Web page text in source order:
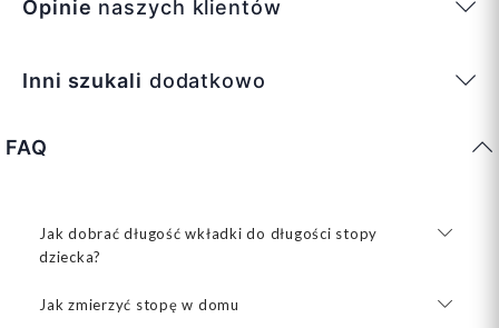
Opinie naszych klientów
Inni szukali dodatkowo
FAQ
Jak dobrać długość wkładki do długości stopy
dziecka?
Jak zmierzyć stopę w domu